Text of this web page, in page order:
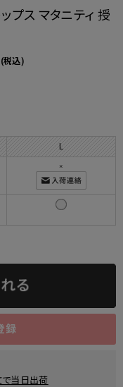
プス マタニティ 授
(税込)
L
×
で当日出荷